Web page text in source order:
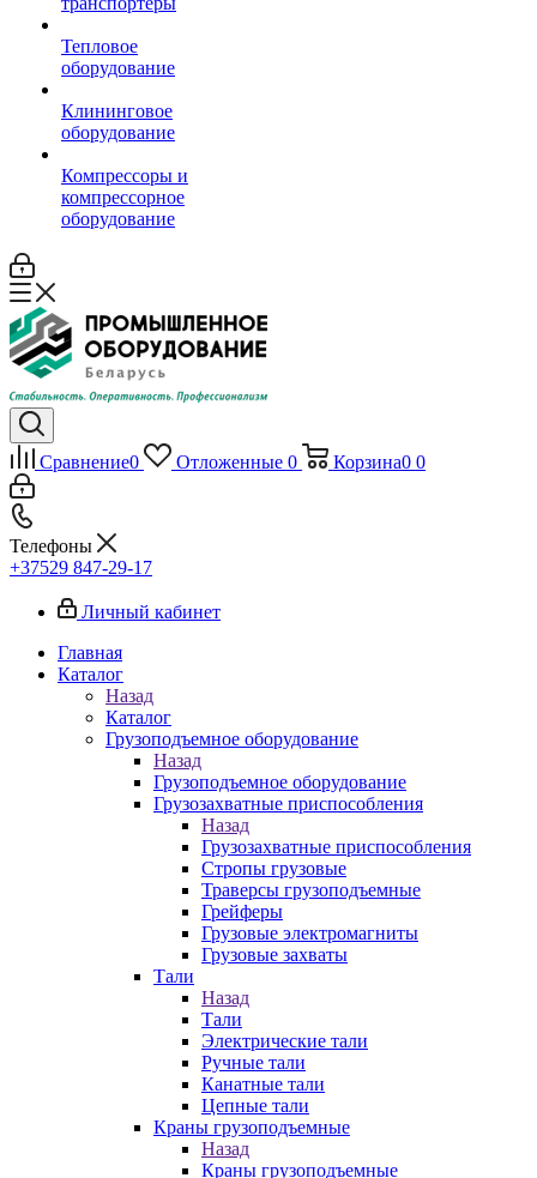
Тепловое
оборудование
Клининговое
оборудование
Компрессоры и
компрессорное
оборудование
Сравнение0 Отложенные 0 Корзина0 0
Телефоны
+37529 847-29-17‬
Личный кабинет
Главная
Каталог
Назад
Каталог
Грузоподъемное оборудование
Назад
Грузоподъемное оборудование
Грузозахватные приспособления
Назад
Грузозахватные приспособления
Стропы грузовые
Траверсы грузоподъемные
Грейферы
Грузовые электромагниты
Грузовые захваты
Тали
Назад
Тали
Электрические тали
Ручные тали
Канатные тали
Цепные тали
Краны грузоподъемные
Назад
Краны грузоподъемные